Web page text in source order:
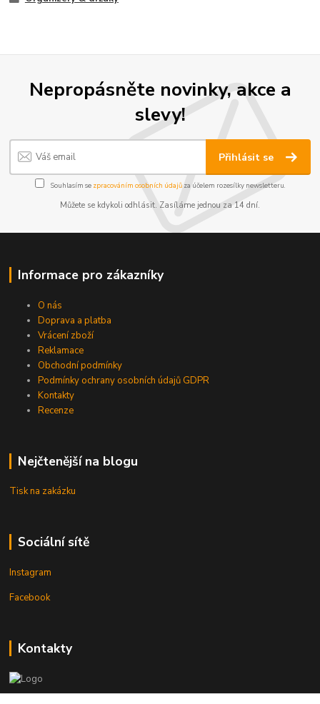
Nepropásněte novinky, akce a
slevy!
Přihlásit se
Souhlasím se zpracováním osobních údajůza účelem rozesílky newsletteru.
Můžete se kdykoli odhlásit. Zasíláme jednou za 14 dní.
Informace pro zákazníky
O nás
Doprava a platba
Vrácení zboží
Reklamace
Obchodní podmínky
Podmínky ochrany osobních údajů GDPR
Kontakty
Recenze
Nejčtenější na blogu
Tisk na zakázku
Sociální sítě
Instagram
Facebook
Kontakty